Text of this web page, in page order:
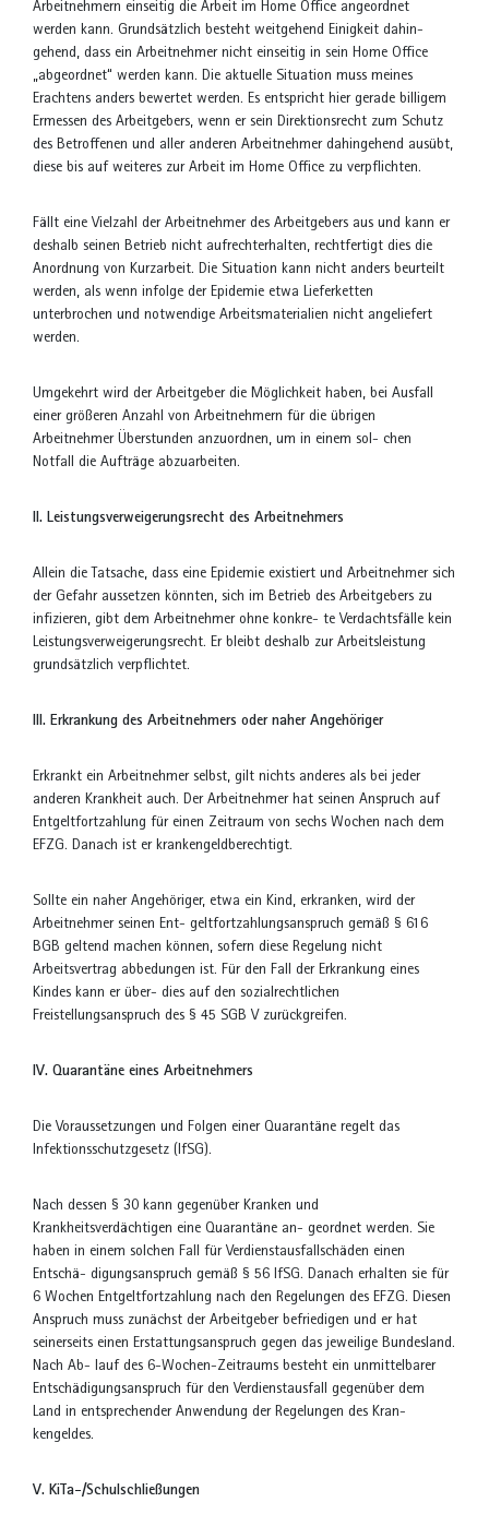
Arbeitnehmern einseitig die Arbeit im Home Office angeordnet
werden kann. Grundsätzlich besteht weitgehend Einigkeit dahin-
gehend, dass ein Arbeitnehmer nicht einseitig in sein Home Office
„abgeordnet“ werden kann. Die aktuelle Situation muss meines
Erachtens anders bewertet werden. Es entspricht hier gerade billigem
Ermessen des Arbeitgebers, wenn er sein Direktionsrecht zum Schutz
des Betroffenen und aller anderen Arbeitnehmer dahingehend ausübt,
diese bis auf weiteres zur Arbeit im Home Office zu verpflichten.
Fällt eine Vielzahl der Arbeitnehmer des Arbeitgebers aus und kann er
deshalb seinen Betrieb nicht aufrechterhalten, rechtfertigt dies die
Anordnung von Kurzarbeit. Die Situation kann nicht anders beurteilt
werden, als wenn infolge der Epidemie etwa Lieferketten
unterbrochen und notwendige Arbeitsmaterialien nicht angeliefert
werden.
Umgekehrt wird der Arbeitgeber die Möglichkeit haben, bei Ausfall
einer größeren Anzahl von Arbeitnehmern für die übrigen
Arbeitnehmer Überstunden anzuordnen, um in einem sol- chen
Notfall die Aufträge abzuarbeiten.
II. Leistungsverweigerungsrecht des Arbeitnehmers
Allein die Tatsache, dass eine Epidemie existiert und Arbeitnehmer sich
der Gefahr aussetzen könnten, sich im Betrieb des Arbeitgebers zu
infizieren, gibt dem Arbeitnehmer ohne konkre- te Verdachtsfälle kein
Leistungsverweigerungsrecht. Er bleibt deshalb zur Arbeitsleistung
grundsätzlich verpflichtet.
III. Erkrankung des Arbeitnehmers oder naher Angehöriger
Erkrankt ein Arbeitnehmer selbst, gilt nichts anderes als bei jeder
anderen Krankheit auch. Der Arbeitnehmer hat seinen Anspruch auf
Entgeltfortzahlung für einen Zeitraum von sechs Wochen nach dem
EFZG. Danach ist er krankengeldberechtigt.
Sollte ein naher Angehöriger, etwa ein Kind, erkranken, wird der
Arbeitnehmer seinen Ent- geltfortzahlungsanspruch gemäß § 616
BGB geltend machen können, sofern diese Regelung nicht
Arbeitsvertrag abbedungen ist. Für den Fall der Erkrankung eines
Kindes kann er über- dies auf den sozialrechtlichen
Freistellungsanspruch des § 45 SGB V zurückgreifen.
IV. Quarantäne eines Arbeitnehmers
Die Voraussetzungen und Folgen einer Quarantäne regelt das
Infektionsschutzgesetz (IfSG).
Nach dessen § 30 kann gegenüber Kranken und
Krankheitsverdächtigen eine Quarantäne an- geordnet werden. Sie
haben in einem solchen Fall für Verdienstausfallschäden einen
Entschä- digungsanspruch gemäß § 56 IfSG. Danach erhalten sie für
6 Wochen Entgeltfortzahlung nach den Regelungen des EFZG. Diesen
Anspruch muss zunächst der Arbeitgeber befriedigen und er hat
seinerseits einen Erstattungsanspruch gegen das jeweilige Bundesland.
Nach Ab- lauf des 6-Wochen-Zeitraums besteht ein unmittelbarer
Entschädigungsanspruch für den Verdienstausfall gegenüber dem
Land in entsprechender Anwendung der Regelungen des Kran-
kengeldes.
V. KiTa-/Schulschließungen